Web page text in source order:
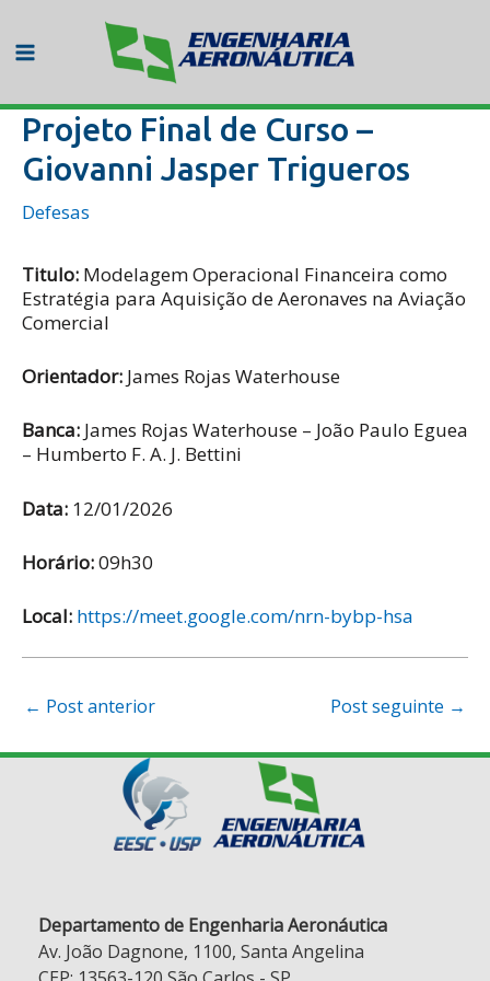
Menu
Projeto Final de Curso –
Giovanni Jasper Trigueros
Defesas
Titulo: Modelagem Operacional Financeira como
Estratégia para Aquisição de Aeronaves na Aviação
Comercial
Orientador: James Rojas Waterhouse
Banca: James Rojas Waterhouse – João Paulo Eguea
– Humberto F. A. J. Bettini
Data: 12/01/2026
Horário:09h30
Local: https://meet.google.com/nrn-bybp-hsa
Post
navigation
← Post anterior Post seguinte →
Departamento de Engenharia Aeronáutica
Av. João Dagnone, 1100, Santa Angelina